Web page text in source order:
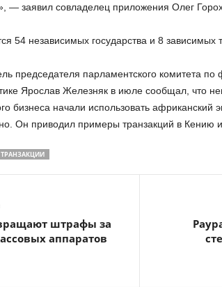
— заявил совладелец приложения Олег
54 независимых государства и 8 зависимых
председателя парламентского комитета
Ярослав Железняк в июле сообщал, что
бизнеса начали использовать африканский
Он приводил примеры транзакций в Кению
ТРАНЗАКЦИИ
штрафы за
аппаратов